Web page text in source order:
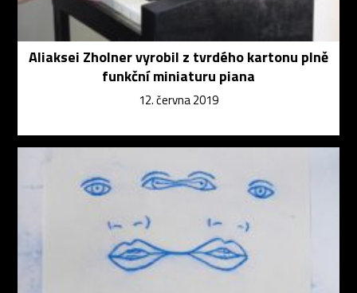
Aliaksei Zholner vyrobil z tvrdého kartonu plně
funkční miniaturu piana
12. června 2019